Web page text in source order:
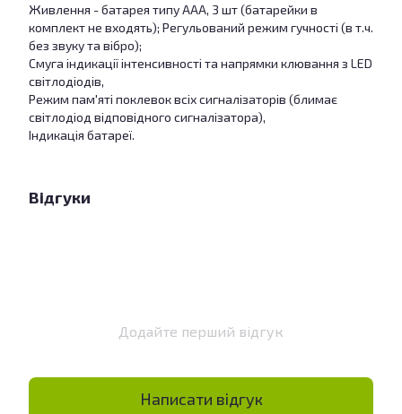
Живлення - батарея типу ААА, 3 шт (батарейки в
комплект не входять); Регульований режим гучності (в т.ч.
без звуку та вібро);
Смуга індикації інтенсивності та напрямки клювання з LED
світлодіодів,
Режим пам'яті поклевок всіх сигналізаторів (блимає
світлодіод відповідного сигналізатора),
Індикація батареї.
Відгуки
Додайте перший відгук
Написати відгук